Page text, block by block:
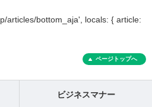
articles/bottom_aja', locals: { article:
ページトップへ
ビジネスマナー